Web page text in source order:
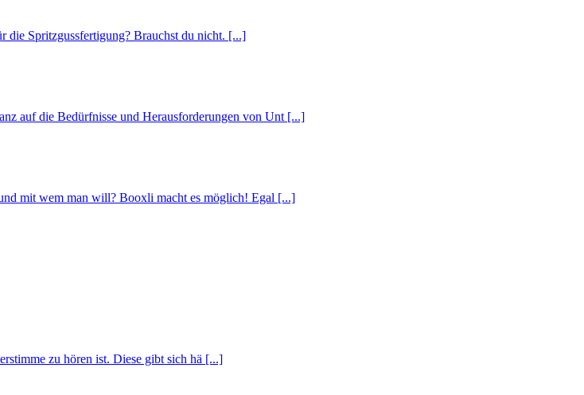
die Spritzgussfertigung? Brauchst du nicht. [...]
auf die Bedürfnisse und Herausforderungen von Unt [...]
mit wem man will? Booxli macht es möglich! Egal [...]
zu hören ist. Diese gibt sich hä [...]